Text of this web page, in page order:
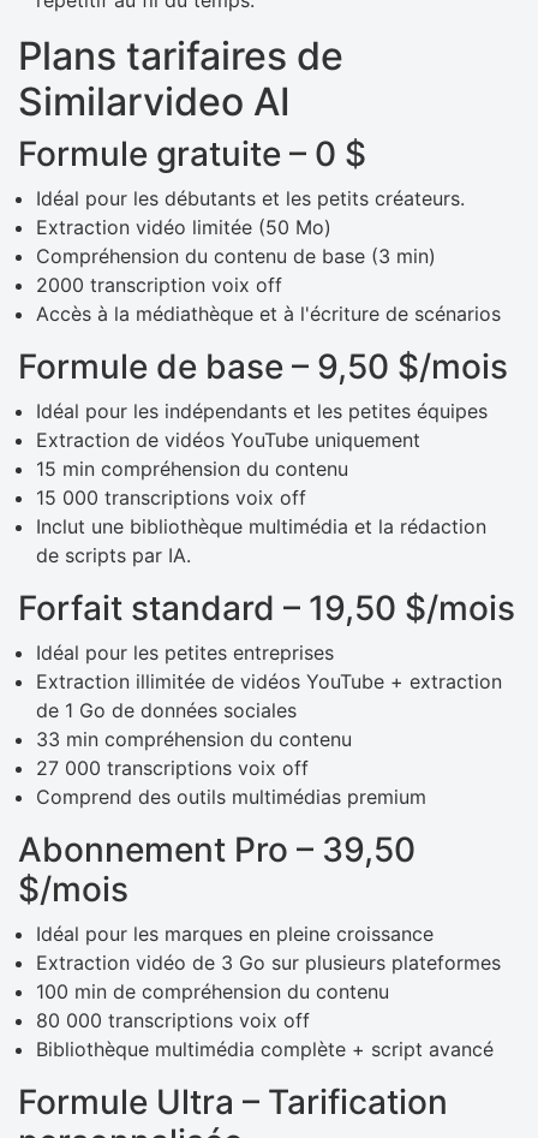
Plans tarifaires de
Similarvideo AI
Formule gratuite – 0 $
Idéal pour les débutants et les petits créateurs.
Extraction vidéo limitée (50 Mo)
Compréhension du contenu de base (3 min)
2000 transcription voix off
Accès à la médiathèque et à l'écriture de scénarios
Formule de base – 9,50 $/mois
Idéal pour les indépendants et les petites équipes
Extraction de vidéos YouTube uniquement
15 min compréhension du contenu
15 000 transcriptions voix off
Inclut une bibliothèque multimédia et la rédaction
de scripts par IA.
Forfait standard – 19,50 $/mois
Idéal pour les petites entreprises
Extraction illimitée de vidéos YouTube + extraction
de 1 Go de données sociales
33 min compréhension du contenu
27 000 transcriptions voix off
Comprend des outils multimédias premium
Abonnement Pro – 39,50
$/mois
Idéal pour les marques en pleine croissance
Extraction vidéo de 3 Go sur plusieurs plateformes
100 min de compréhension du contenu
80 000 transcriptions voix off
Bibliothèque multimédia complète + script avancé
Formule Ultra – Tarification